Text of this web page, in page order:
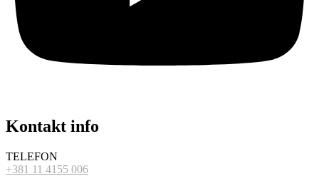
Kontakt info
TELEFON
+381 11 4155 006